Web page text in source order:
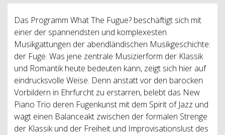
Das Programm What The Fugue? beschäftigt sich mit
einer der spannendsten und komplexesten
Musikgattungen der abendländischen Musikgeschichte:
der Fuge. Was jene zentrale Musizierform der Klassik
und Romantik heute bedeuten kann, zeigt sich hier auf
eindrucksvolle Weise. Denn anstatt vor den barocken
Vorbildern in Ehrfurcht zu erstarren, belebt das New
Piano Trio deren Fugenkunst mit dem Spirit of Jazz und
wagt einen Balanceakt zwischen der formalen Strenge
der Klassik und der Freiheit und Improvisationslust des